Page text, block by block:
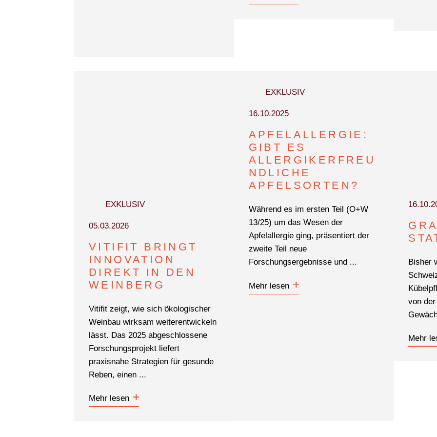
EXKLUSIV
05.03.2026
VITIFIT BRINGT
INNOVATION
DIREKT IN DEN
WEINBERG
Vitifit zeigt, wie sich ökologischer
Weinbau wirksam weiterentwickeln
lässt. Das 2025 abgeschlossene
Forschungsprojekt liefert
praxisnahe Strategien für gesunde
Reben, einen ...
Mehr lesen
EXKLUSIV
16.10.2025
APFELALLERGIE:
GIBT ES
ALLERGIKERFREU
NDLICHE
APFELSORTEN?
Während es im ersten Teil (O+W
13/25) um das Wesen der
Apfelallergie ging, präsentiert der
zweite Teil neue
Forschungsergebnisse und ...
Mehr lesen
Bisher
von
Mehr